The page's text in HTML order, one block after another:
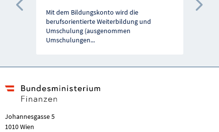
Mit dem Bildungskonto wird die
berufsorientierte Weiterbildung und
Umschulung (ausgenommen
Umschulungen...
Vorherige Förderung
Johannesgasse 5
1010 Wien